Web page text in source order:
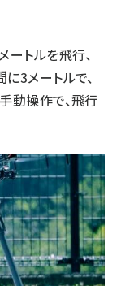
トルを飛行、
3メートルで、
動操作で、飛行